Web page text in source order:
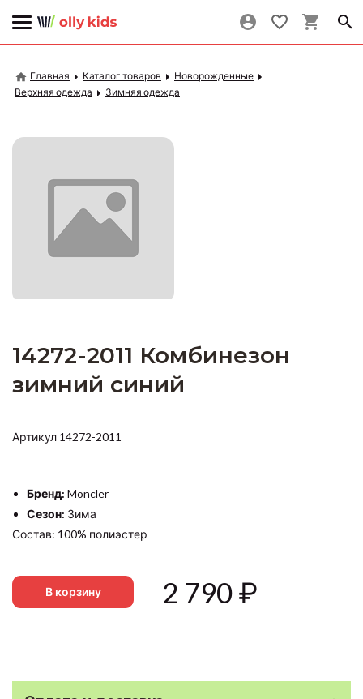
Главная Каталог товаров
Новорожденные
Верхняя одежда
Зимняя одежда
14272-2011 Комбинезон
зимний синий
Артикул 14272-2011
Бренд: Moncler
Сезон: Зима
Состав: 100% полиэстер
В корзину 2 790₽